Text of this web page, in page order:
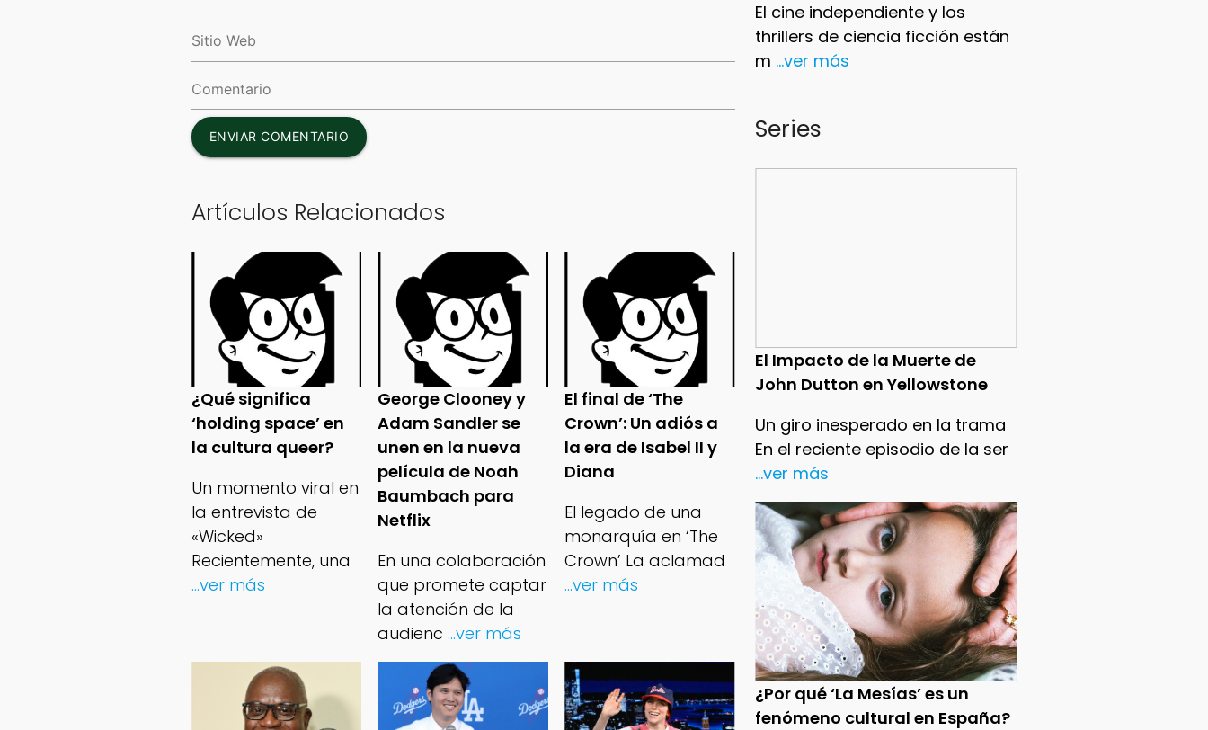
El cine independiente y los
thrillers de ciencia ficción están
m ...ver más
Series
El Impacto de la Muerte de
John Dutton en Yellowstone
Un giro inesperado en la trama
En el reciente episodio de la ser
...ver más
¿Por qué ‘La Mesías’ es un
fenómeno cultural en España?
ENVIAR COMENTARIO
Artículos Relacionados
¿Qué significa
‘holding space’ en
la cultura queer?
Un momento viral en
la entrevista de
«Wicked»
Recientemente, una
...ver más
George Clooney y
Adam Sandler se
unen en la nueva
película de Noah
Baumbach para
Netflix
En una colaboración
que promete captar
la atención de la
audienc ...ver más
El final de ‘The
Crown’: Un adiós a
la era de Isabel II y
Diana
El legado de una
monarquía en ‘The
Crown’ La aclamad
...ver más